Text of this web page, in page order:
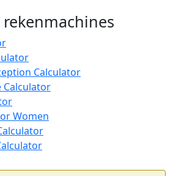
Calculator
Calculator
Women